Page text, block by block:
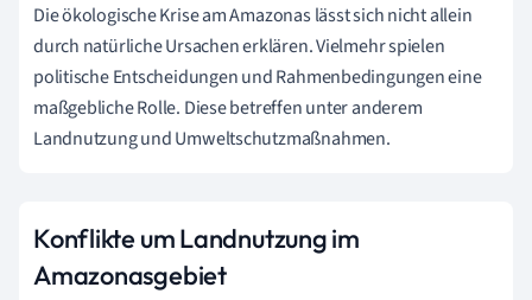
Die ökologische Krise am Amazonas lässt sich nicht allein
durch natürliche Ursachen erklären. Vielmehr spielen
politische Entscheidungen und Rahmenbedingungen eine
maßgebliche Rolle. Diese betreffen unter anderem
Landnutzung und Umweltschutzmaßnahmen.
Konflikte um Landnutzung im
Amazonasgebiet